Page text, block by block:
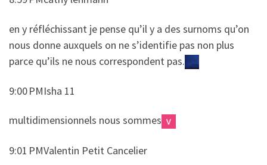
​​en y réfléchissant je pense qu’il y a des surnoms qu’on
nous donne auxquels on ne s’identifie pas non plus
parce qu’ils ne nous correspondent pas.
9:00 PMIsha 11
​​multidimensionnels nous sommes
9:01 PMValentin Petit Cancelier